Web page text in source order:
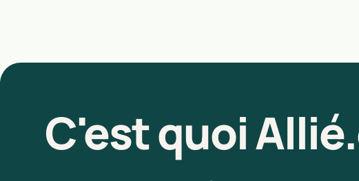
C'est quoi